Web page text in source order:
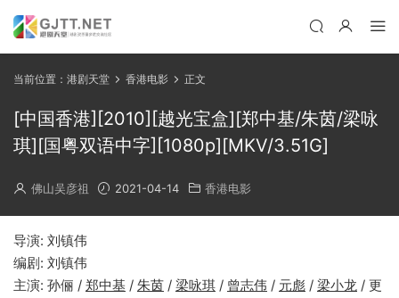
当前位置： 港剧天堂 香港电影 正文
[中国香港][2010][越光宝盒][郑中基/朱茵/梁咏
琪][国粤双语中字][1080p][MKV/3.51G]
佛山吴彦祖 2021-04-14 香港电影
导演: 刘镇伟
编剧: 刘镇伟
主演: 孙俪 / 郑中基 / 朱茵 / 梁咏琪 / 曾志伟 / 元彪 / 梁小龙 / 更